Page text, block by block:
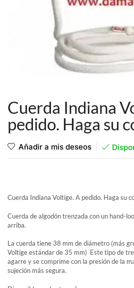
Cuerda Indiana
pedido. Haga su
Añadir a mis deseos
Cuerda Indiana Voltige. A pedido. Haga su
Cuerda de algodón trenzada con un hand-
arriba.
La cuerda tiene 38 mm de diámetro (más
Voltige estándar de 35 mm) Este tipo de
agarre y se comprime con la presión de la
sujeción más segura.